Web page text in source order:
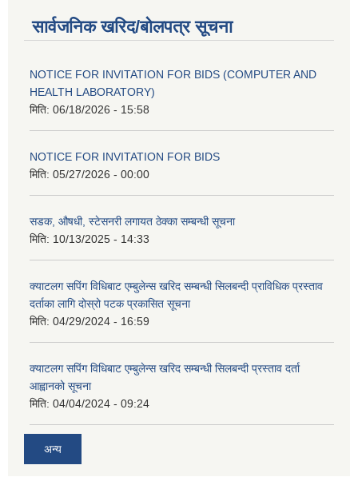
सार्वजनिक खरिद/बोलपत्र सूचना
NOTICE FOR INVITATION FOR BIDS (COMPUTER AND
HEALTH LABORATORY)
मिति: 06/18/2026 - 15:58
NOTICE FOR INVITATION FOR BIDS
मिति: 05/27/2026 - 00:00
सडक, औषधी, स्टेसनरी लगायत ठेक्का सम्बन्धी सूचना
मिति: 10/13/2025 - 14:33
क्याटलग सपिंग विधिबाट एम्बुलेन्स खरिद सम्बन्धी सिलबन्दी प्राविधिक प्रस्ताव
दर्ताका लागि दोस्रो पटक प्रकासित सूचना
मिति: 04/29/2024 - 16:59
क्याटलग सपिंग विधिबाट एम्बुलेन्स खरिद सम्बन्धी सिलबन्दी प्रस्ताव दर्ता
आह्वानको सूचना
मिति: 04/04/2024 - 09:24
अन्य